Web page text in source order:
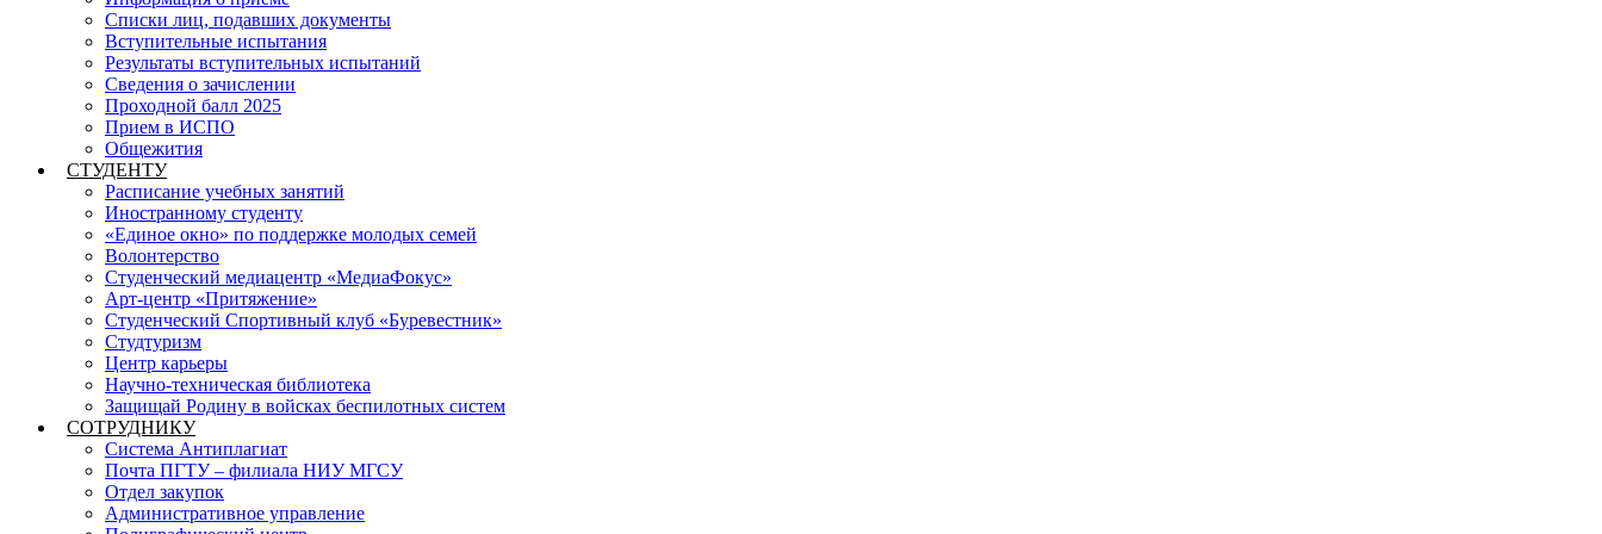
Списки лиц, подавших документы
Вступительные испытания
Результаты вступительных испытаний
Сведения о зачислении
Проходной балл 2025
Прием в ИСПО
Общежития
СТУДЕНТУ
Расписание учебных занятий
Иностранному студенту
«Единое окно» по поддержке молодых семей
Волонтерство
Студенческий медиацентр «МедиаФокус»
Арт-центр «Притяжение»
Студенческий Спортивный клуб «Буревестник»
Студтуризм
Центр карьеры
Научно-техническая библиотека
Защищай Родину в войсках беспилотных систем
СОТРУДНИКУ
Система Антиплагиат
Почта ПГТУ – филиала НИУ МГСУ
Отдел закупок
Административное управление